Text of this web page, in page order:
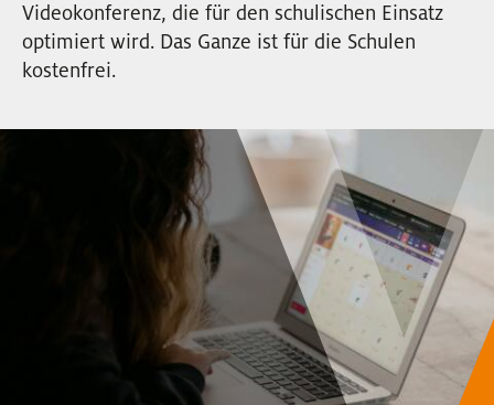
NEWSLETTER
Videokonferenz, die für den schulischen Einsatz
optimiert wird. Das Ganze ist für die Schulen
kostenfrei.